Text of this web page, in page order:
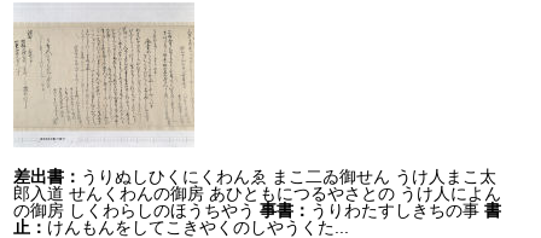
差出書： うりぬしひくにくわんゑ まこ二ゐ御せん うけ人まこ太
郎入道 せんくわんの御房 あひともにつるやさとの うけ人によん
の御房 しくわらしのほうちやう 事書： うりわたすしきちの事書
止： けんもんをしてこきやくのしやうくた...